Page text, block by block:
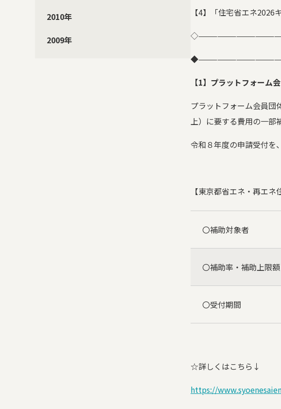
【4】「住宅省エネ2026
◇
◆
【1】プラットフォーム
プラットフォーム会員団
上）に要する費用の一部
令和８年度の申請受付を
【東京都省エネ・再エネ
〇補助対象者
〇補助率・補助上限額
〇受付期間
☆詳しくはこちら↓
https://
2010年
2009年